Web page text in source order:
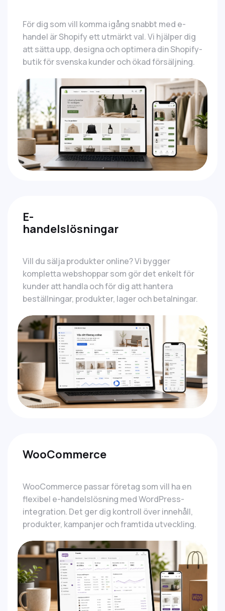
För dig som vill komma igång snabbt med e-
handel är Shopify ett utmärkt val. Vi hjälper dig
att sätta upp, designa och optimera din Shopify-
butik för svenska kunder och ökad försäljning.
E-
handelslösningar
Vill du sälja produkter online? Vi bygger
kompletta webshoppar som gör det enkelt för
kunder att handla och för dig att hantera
beställningar, produkter, lager och betalningar.
WooCommerce
WooCommerce passar företag som vill ha en
flexibel e-handelslösning med WordPress-
integration. Det ger dig kontroll över innehåll,
produkter, kampanjer och framtida utveckling.